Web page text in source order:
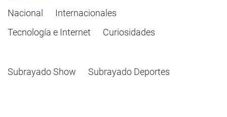
Nacional
Internacionales
Tecnología e Internet
Curiosidades
Subrayado Show Subrayado Deportes